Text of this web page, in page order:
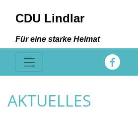
CDU Lindlar
Für eine starke Heimat
AKTUELLES